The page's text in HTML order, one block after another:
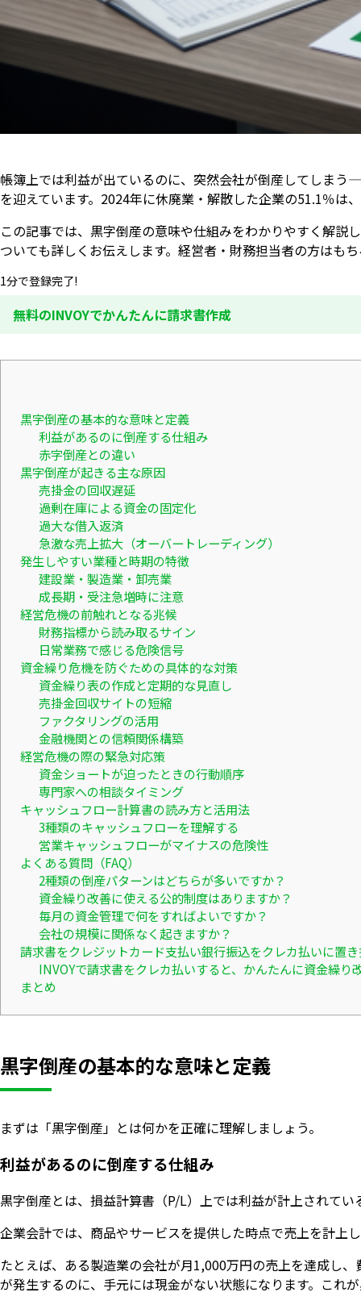
帳簿上では利益が出ているのに、突然会社が倒産してしま
を迎えています。2024年に休廃業・解散した企業の51.1％は
この記事では、黒字倒産の意味や仕組みをわかりやすく解説
ついても詳しくお伝えします。経営者・財務担当者の方はも
1分で登録完了!
無料のINVOYでかんたんに請求書作成
黒字倒産の基本的な意味と定義
利益があるのに倒産する仕組み
赤字倒産との違い
黒字倒産が起きる主な原因
売掛金の回収遅延
過剰在庫による資金の固定化
過大な借入返済
急激な売上拡大（オーバートレーディング）
発生しやすい業種と時期の特徴
建設業・製造業・卸売業
成長期・受注急増時に注意
経営危機の前触れとなる兆候
財務指標から読み取るサイン
日常業務で感じる危険信号
資金繰り危機を防ぐための具体的な対策
資金繰り表の作成と定期的な見直し
売掛金回収サイトの短縮
ファクタリングの活用
金融機関との信頼関係構築
経営危機の際の緊急対応策
資金ショートが迫ったときの行動順序
専門家への相談タイミング
キャッシュフロー計算書の読み方と活用法
3種類のキャッシュフローを理解する
営業キャッシュフローがマイナスの危険性
よくある質問（FAQ）
2種類の倒産パターンはどちらが多いですか？
資金繰り改善に使える公的制度はありますか？
毎月の資金管理で何をすればよいですか？
会社の規模に関係なく起きますか？
請求書をクレジットカード支払い銀行振込をクレカ払いに置
INVOYで請求書をクレカ払いすると、かんたんに資金繰り
まとめ
黒字倒産の基本的な意味と定義
まずは「黒字倒産」とは何かを正確に理解しましょう。
利益があるのに倒産する仕組み
黒字倒産とは、損益計算書（P/L）上では利益が計上されて
企業会計では、商品やサービスを提供した時点で売上を計上
たとえば、ある製造業の会社が月1,000万円の売上を達成し
が発生するのに、手元には現金がない状態になります。これ